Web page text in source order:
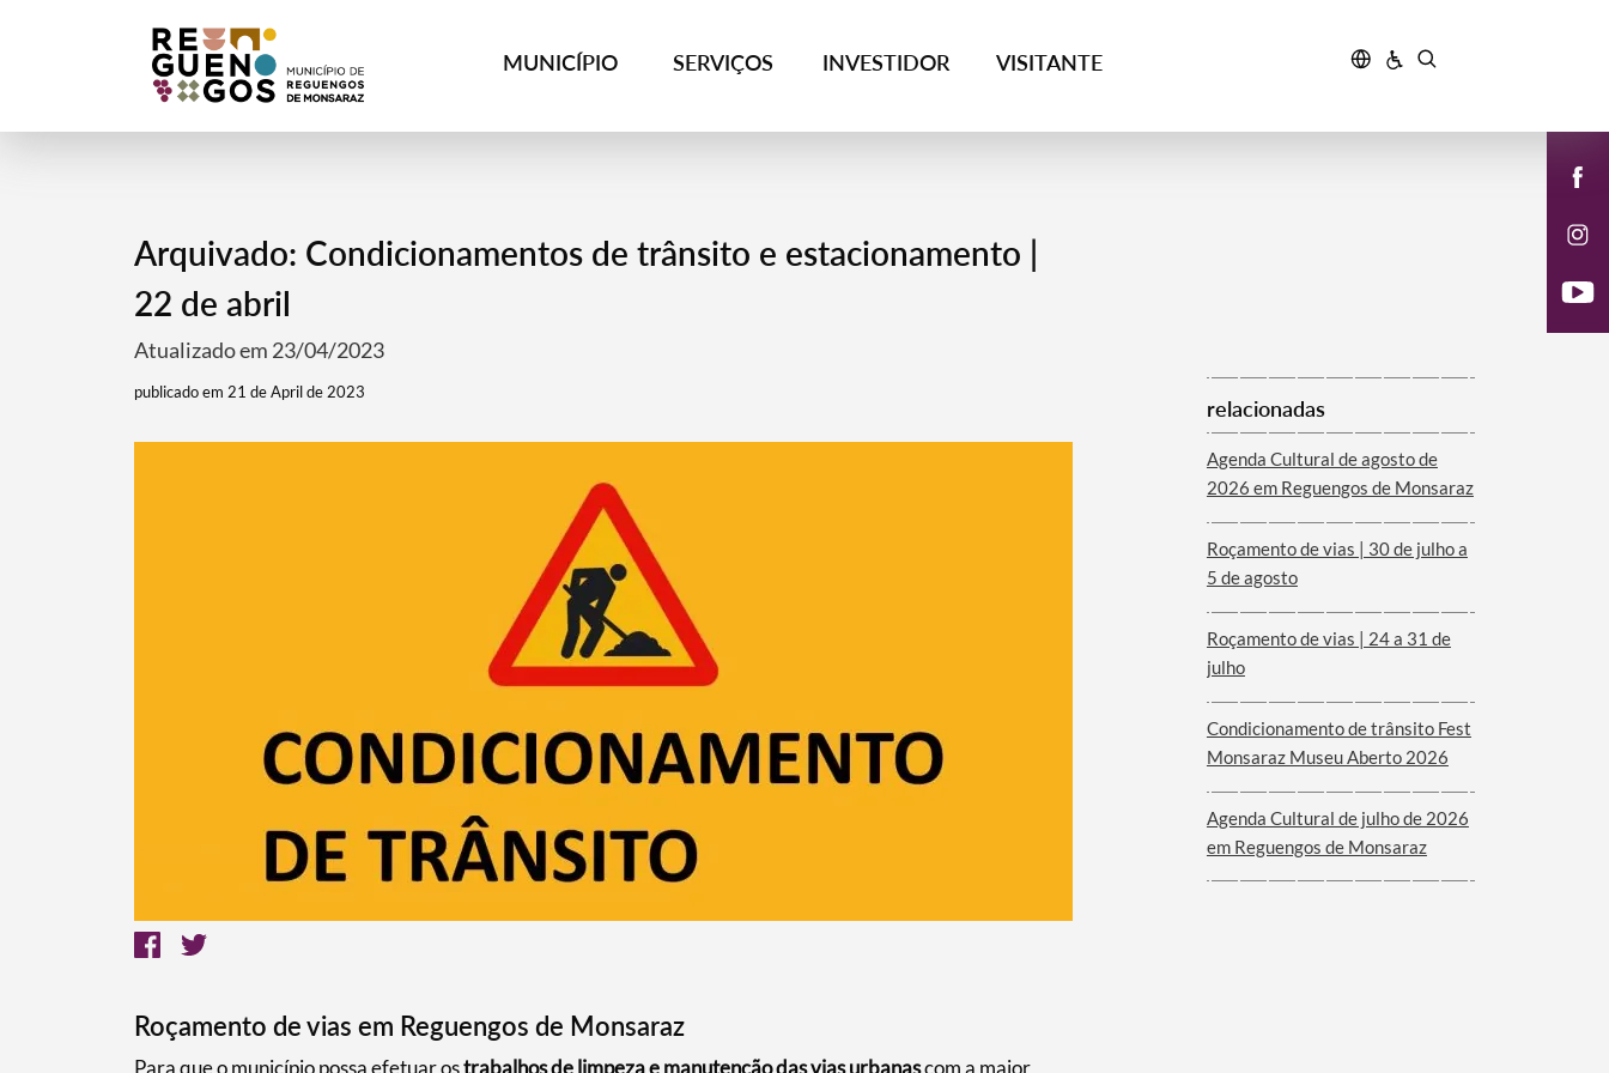
MUNICÍPIO SERVIÇOS INVESTIDOR VISITANTE
Termo de Pesquisa
Arquivado: Condicionamentos de trânsito e estacionamento |
22 de abril
Atualizado em 23/04/2023
publicado em 21 de April de 2023
Roçamento de vias em Reguengos de Monsaraz
Para que o município possa efetuar ostrabalhos de limpeza e manutenção das vias urbanascom a maior
relacionadas
Agenda Cultural de agosto de
2026 em Reguengos de Monsaraz
Roçamento de vias | 30 de julho a
5 de agosto
Roçamento de vias | 24 a 31 de
julho
Condicionamento de trânsito Fest
Monsaraz Museu Aberto 2026
Agenda Cultural de julho de 2026
em Reguengos de Monsaraz